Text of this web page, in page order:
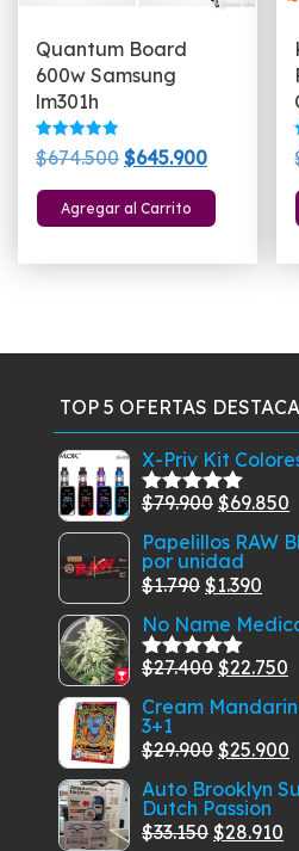
Quantum Board
600w Samsung
lm301h
Valorado
con
de 5
$674.500 El
precio
original
$645.900El
precio
actual
Agregar al Carrito
TOP 5 OFERTAS
X-Priv Kit
Valorado
5
$79.900 El
precio
original
era:
$79.900.
$69.850
Papelillos RAW
por unidad
$1.790 El
precio
original
era:
$1.790.
$1.390
es:
No Name
Valorado
5
$27.400 El
precio
era:
$27.400.
$22.750
es:
Cream
3+1
$29.900 El
precio
original
era:
$25.900
Auto Brooklyn
Dutch Passion
$33.150 El
$28.910